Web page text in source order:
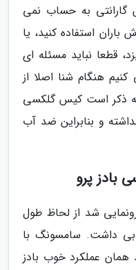
گارانتی به حساب نمی
باران استفاده کنید، یا
قطعا نباید مسئله ای
هنگام شنا اصلا از
به ذکر است کیس گلکسی
و بنابراین ضد آب
بادز پرو
شد از لحاظ طول
داشت. سامسونگ با
همان عملکرد خوب بادز